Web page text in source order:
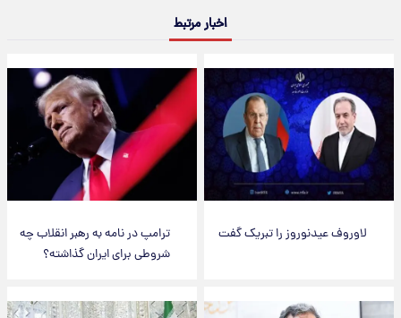
اخبار مرتبط
لاوروف عیدنوروز را تبریک گفت
ترامپ در نامه به رهبر انقلاب چه
شروطی برای ایران گذاشته؟